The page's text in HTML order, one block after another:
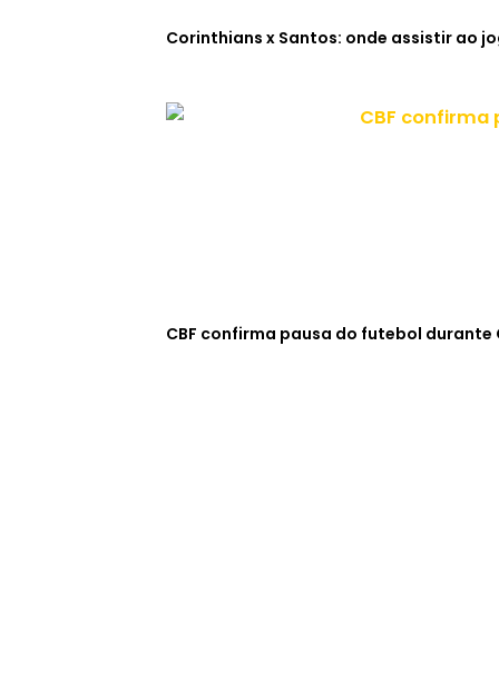
Corinthians x Santos: onde assistir ao
CBF confirma pausa do futebol durante